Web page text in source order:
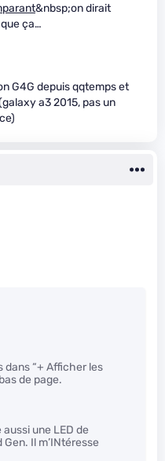
&nbsp;on dirait
ça…
G4G depuis qqtemps et
a3 2015, pas un
dans “+ Afficher les
de page.
aussi une LED de
Il m’INtéresse